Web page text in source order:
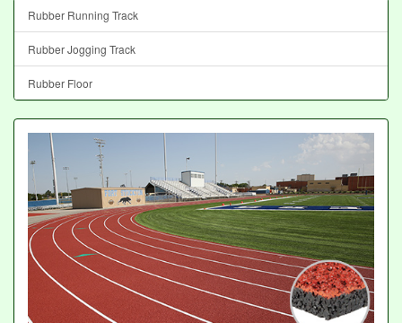
Rubber Running Track
Rubber Jogging Track
Rubber Floor